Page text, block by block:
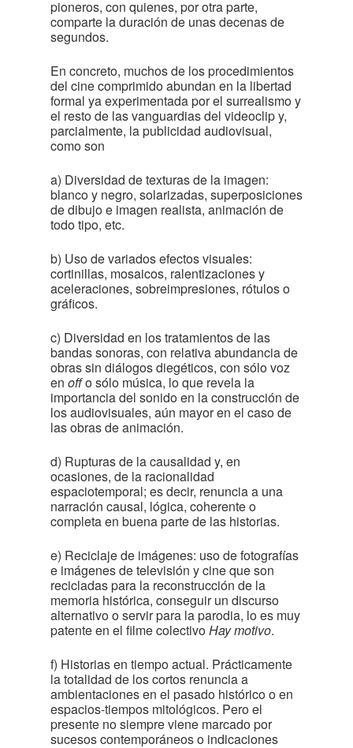
pioneros, con quienes, por otra parte,
comparte la duración de unas decenas de
segundos.
En concreto, muchos de los procedimientos
del cine comprimido abundan en la libertad
formal ya experimentada por el surrealismo y
el resto de las vanguardias del videoclip y,
parcialmente, la publicidad audiovisual,
como son
a) Diversidad de texturas de la imagen:
blanco y negro, solarizadas, superposiciones
de dibujo e imagen realista, animación de
todo tipo, etc.
b) Uso de variados efectos visuales:
cortinillas, mosaicos, ralentizaciones y
aceleraciones, sobreimpresiones, rótulos o
gráficos.
c) Diversidad en los tratamientos de las
bandas sonoras, con relativa abundancia de
obras sin diálogos diegéticos, con sólo voz
en offo sólo música, lo que revela la
importancia del sonido en la construcción de
los audiovisuales, aún mayor en el caso de
las obras de animación.
d) Rupturas de la causalidad y, en
ocasiones, de la racionalidad
espaciotemporal; es decir, renuncia a una
narración causal, lógica, coherente o
completa en buena parte de las historias.
e) Reciclaje de imágenes: uso de fotografías
e imágenes de televisión y cine que son
recicladas para la reconstrucción de la
memoria histórica, conseguir un discurso
alternativo o servir para la parodia, lo es muy
patente en el filme colectivoHay motivo.
f) Historias en tiempo actual. Prácticamente
la totalidad de los cortos renuncia a
ambientaciones en el pasado histórico o en
espacios-tiempos mitológicos. Pero el
presente no siempre viene marcado por
sucesos contemporáneos o indicaciones